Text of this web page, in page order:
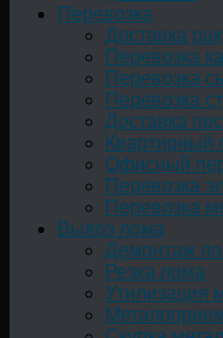
Перевозка
Доставка
Перевозка
Перевозка
Перевозка
Доставка
Квартирный
Офисный
Перевозка
Перевозка
Вывоз лома
Демонтаж
Резка лома
Утилизация